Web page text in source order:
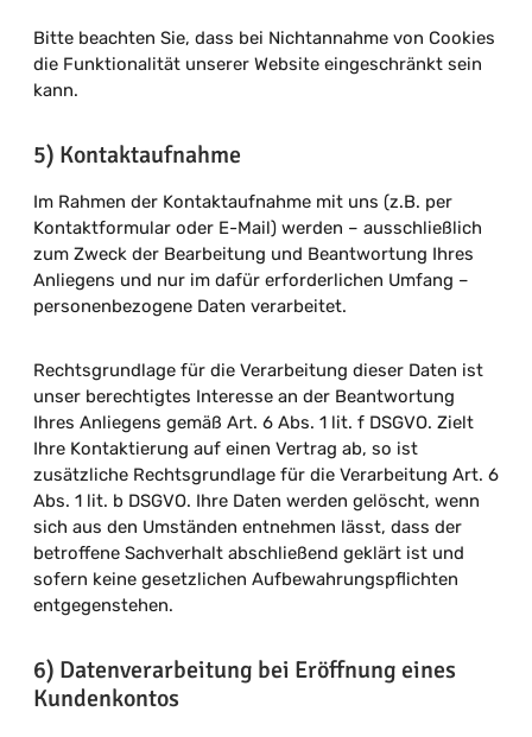
Bitte beachten Sie, dass bei Nichtannahme von Cookies
die Funktionalität unserer Website eingeschränkt sein
kann.
5) Kontaktaufnahme
Im Rahmen der Kontaktaufnahme mit uns (z.B. per
Kontaktformular oder E-Mail) werden – ausschließlich
zum Zweck der Bearbeitung und Beantwortung Ihres
Anliegens und nur im dafür erforderlichen Umfang –
personenbezogene Daten verarbeitet.
Rechtsgrundlage für die Verarbeitung dieser Daten ist
unser berechtigtes Interesse an der Beantwortung
Ihres Anliegens gemäß Art. 6 Abs. 1 lit. f DSGVO. Zielt
Ihre Kontaktierung auf einen Vertrag ab, so ist
zusätzliche Rechtsgrundlage für die Verarbeitung Art. 6
Abs. 1 lit. b DSGVO. Ihre Daten werden gelöscht, wenn
sich aus den Umständen entnehmen lässt, dass der
betroffene Sachverhalt abschließend geklärt ist und
sofern keine gesetzlichen Aufbewahrungspflichten
entgegenstehen.
6) Datenverarbeitung bei Eröffnung eines
Kundenkontos